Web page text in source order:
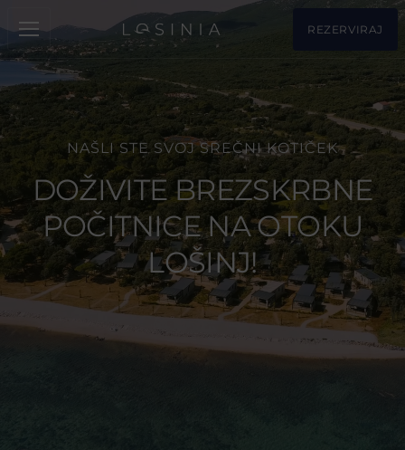
REZERVIRAJ
NAŠLI STE SVOJ SREČNI KOTIČEK
DOŽIVITE BREZSKRBNE
POČITNICE NA OTOKU
LOŠINJ!